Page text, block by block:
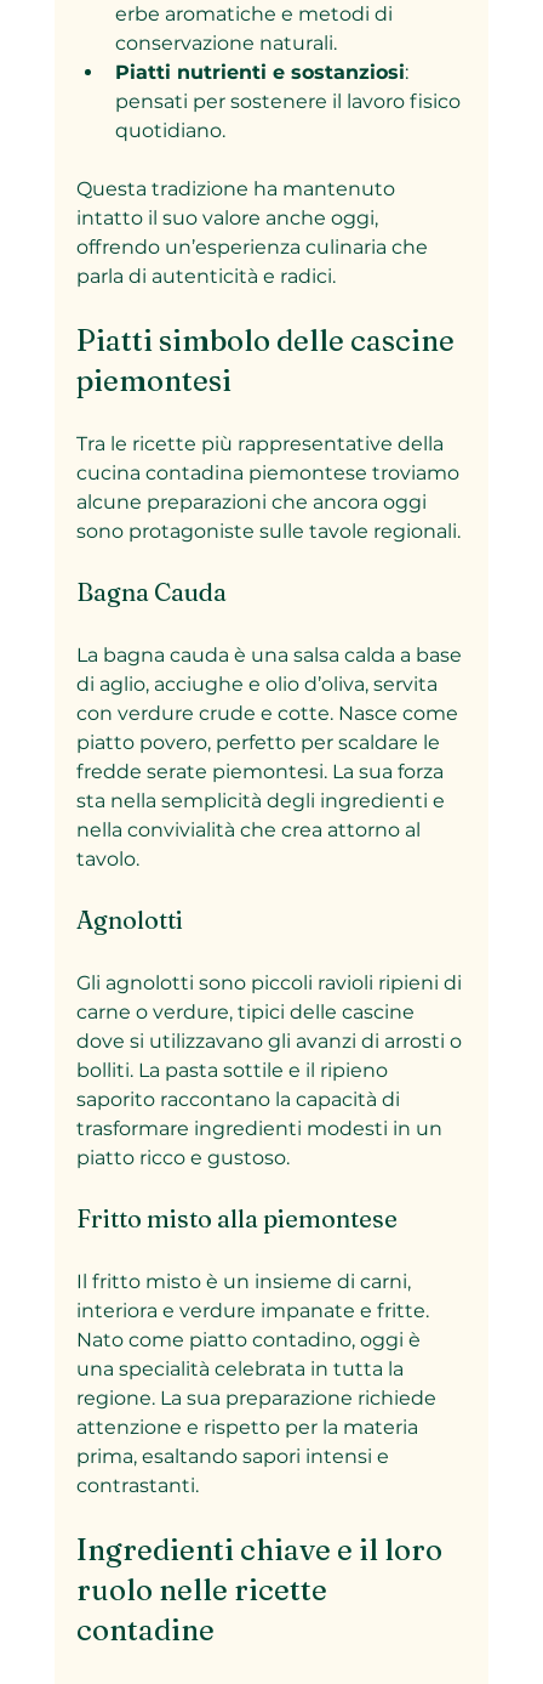
erbe aromatiche e metodi di
conservazione naturali.
Piatti nutrienti e sostanziosi:
pensati per sostenere il lavoro fisico
quotidiano.
Questa tradizione ha mantenuto
intatto il suo valore anche oggi,
offrendo un’esperienza culinaria che
parla di autenticità e radici.
Piatti simbolo delle cascine
piemontesi
Tra le ricette più rappresentative della
cucina contadina piemontese troviamo
alcune preparazioni che ancora oggi
sono protagoniste sulle tavole regionali.
Bagna Cauda
La bagna cauda è una salsa calda a base
di aglio, acciughe e olio d’oliva, servita
con verdure crude e cotte. Nasce come
piatto povero, perfetto per scaldare le
fredde serate piemontesi. La sua forza
sta nella semplicità degli ingredienti e
nella convivialità che crea attorno al
tavolo.
Agnolotti
Gli agnolotti sono piccoli ravioli ripieni di
carne o verdure, tipici delle cascine
dove si utilizzavano gli avanzi di arrosti o
bolliti. La pasta sottile e il ripieno
saporito raccontano la capacità di
trasformare ingredienti modesti in un
piatto ricco e gustoso.
Fritto misto alla piemontese
Il fritto misto è un insieme di carni,
interiora e verdure impanate e fritte.
Nato come piatto contadino, oggi è
una specialità celebrata in tutta la
regione. La sua preparazione richiede
attenzione e rispetto per la materia
prima, esaltando sapori intensi e
contrastanti.
Ingredienti chiave e il loro
ruolo nelle ricette
contadine